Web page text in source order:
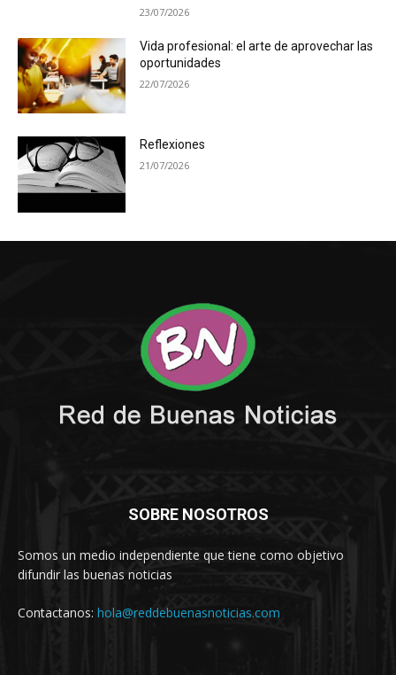
23/07/2026
Vida profesional: el arte de aprovechar las
oportunidades
22/07/2026
Reflexiones
21/07/2026
SOBRE NOSOTROS
Somos un medio independiente que tiene como objetivo
difundir las buenas noticias
Contactanos: hola@reddebuenasnoticias.com